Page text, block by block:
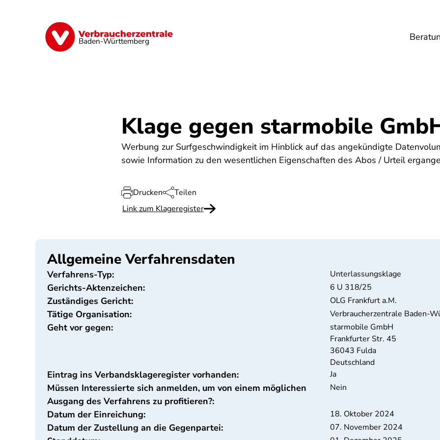
Baden-Württemberg
Geld & Versicherungen Digitales
Klage gegen starmobile
Werbung zur Surfgeschwindigkeit im Hinblick auf das angekündigte
sowie Information zu den wesentlichen Eigenschaften des Abos / Urteil
Drucken
Teilen
Link zum Klageregister
Allgemeine Verfahrensdaten
Verfahrens-Typ: Unterlassungsklage
Gerichts-Aktenzeichen: 6 U 318/25
Zuständiges Gericht: OLG Frankfurt a.M.
Tätige Organisation: Verbraucherzentrale Baden-
Geht vor gegen:
starmobile GmbH
Frankfurter Str. 45
36043 Fulda
Deutschland
Eintrag ins Verbandsklageregister vorhanden: Ja
Müssen Interessierte sich anmelden, um von einem möglichen
Ausgang des Verfahrens zu profitieren?:
Nein
Datum der Einreichung: 18. Oktober 2024
Datum der Zustellung an die Gegenpartei: 07. November 2024